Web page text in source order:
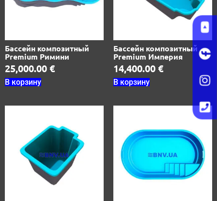
Бассейн композитный
Premium Римини
25,000.00 €
В корзину
Бассейн композитный
Premium Империя
14,400.00 €
В корзину